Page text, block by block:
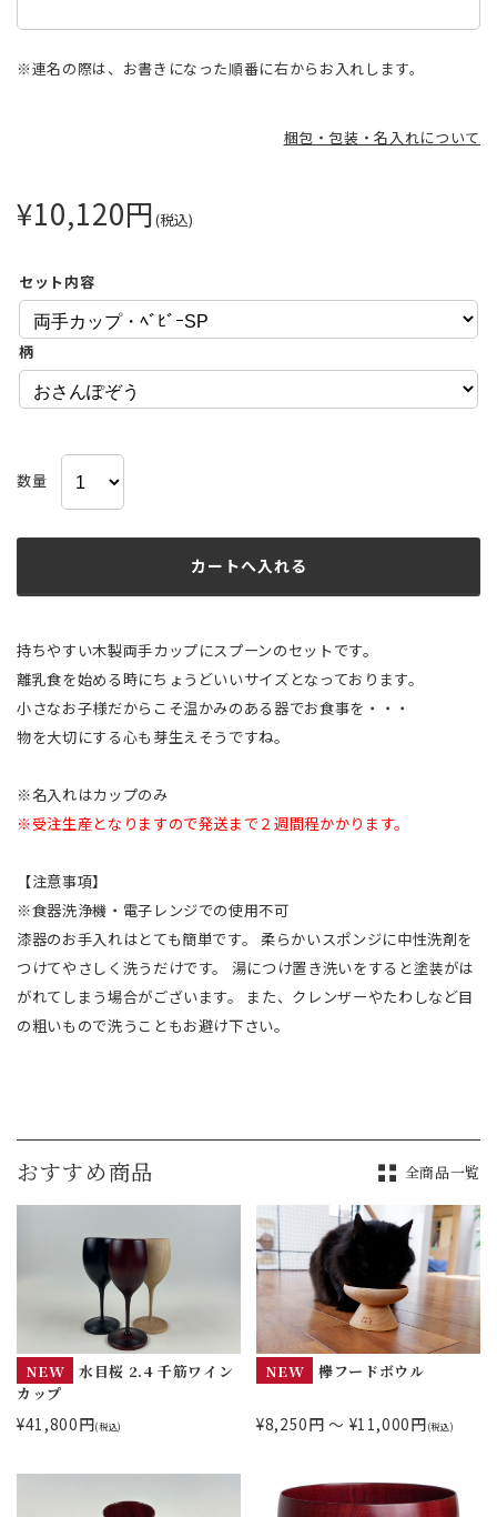
※連名の際は、お書きになった順番に右からお入れします。
梱包・包装・名入れについて
¥10,120円 (税込)
セット内容
柄
数量
持ちやすい木製両手カップにスプーンのセットです。
離乳食を始める時にちょうどいいサイズとなっております。
小さなお子様だからこそ温かみのある器でお食事を・・・
物を大切にする心も芽生えそうですね。
※名入れはカップのみ
※受注生産となりますので発送まで２週間程かかります。
【注意事項】
※食器洗浄機・電子レンジでの使用不可
漆器のお手入れはとても簡単です。 柔らかいスポンジに中性洗剤を
つけてやさしく洗うだけです。 湯につけ置き洗いをすると塗装がは
がれてしまう場合がございます。 また、クレンザーやたわしなど目
の粗いもので洗うこともお避け下さい。
おすすめ商品 全商品一覧
NEW
水目桜 2.4 千筋ワイン
カップ
¥41,800円(税込)
NEW 欅フードボウル
¥8,250円 ～ ¥11,000円(税込)